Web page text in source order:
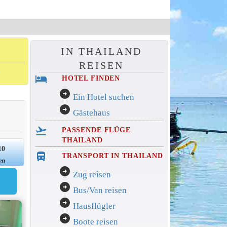
IN THAILAND
REISEN
hotel HOTEL FINDEN
arrow_circle_right Ein Hotel suchen
arrow_circle_right Gästehaus
flight_takeoff
PASSENDE FLÜGE
THAILAND
directions_bus_filled TRANSPORT IN THAILAND
arrow_circle_right Zug reisen
arrow_circle_right Bus/Van reisen
arrow_circle_right Hausflügler
arrow_circle_right Boote reisen